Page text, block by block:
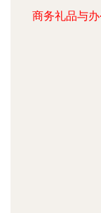
商务礼品与